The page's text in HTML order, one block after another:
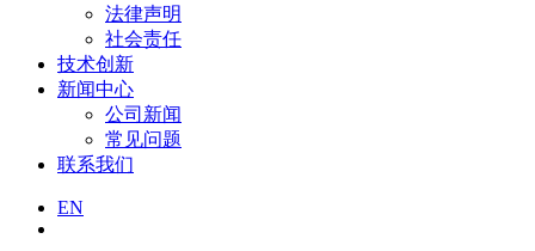
法律声明
社会责任
技术创新
新闻中心
公司新闻
常见问题
联系我们
EN